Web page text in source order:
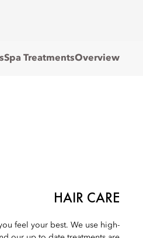
Overview
Spa Treatments
HAIR CARE
feel your best. We use high-